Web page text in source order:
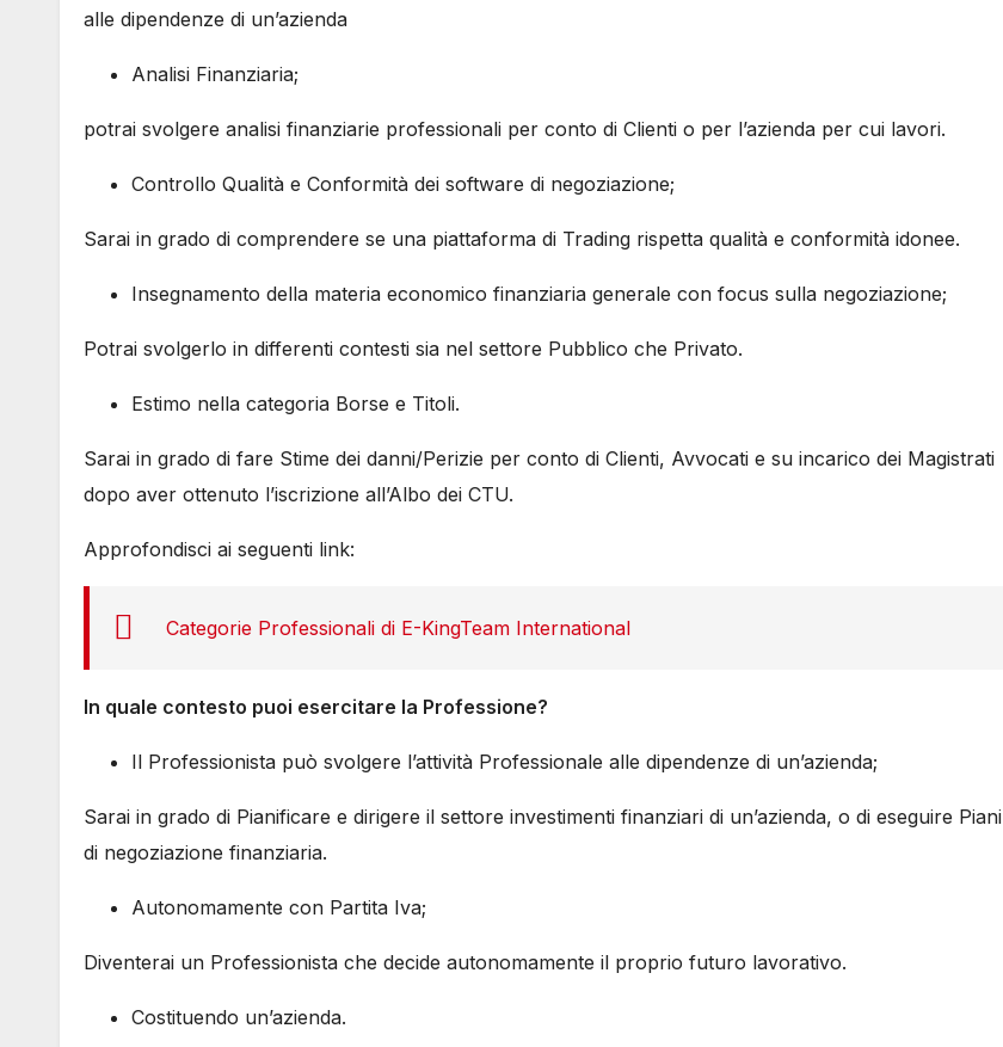
alle dipendenze di un’azienda
Analisi Finanziaria;
potrai svolgere analisi finanziarie professionali per conto di Clienti o per l’azienda per cui lavori.
Controllo Qualità e Conformità dei software di negoziazione;
Sarai in grado di comprendere se una piattaforma di Trading rispetta qualità e conformità idonee.
Insegnamento della materia economico finanziaria generale con focus sulla negoziazione;
Potrai svolgerlo in differenti contesti sia nel settore Pubblico che Privato.
Estimo nella categoria Borse e Titoli.
Sarai in grado di fare Stime dei danni/Perizie per conto di Clienti, Avvocati e su incarico dei Magistrati
dopo aver ottenuto l’iscrizione all’Albo dei CTU.
Approfondisci ai seguenti link:
Categorie Professionali di E-KingTeam International
In quale contesto puoi esercitare la Professione?
Il Professionista può svolgere l’attività Professionale alle dipendenze di un’azienda;
Sarai in grado di Pianificare e dirigere il settore investimenti finanziari di un’azienda, o di eseguire Piani
di negoziazione finanziaria.
Autonomamente con Partita Iva;
Diventerai un Professionista che decide autonomamente il proprio futuro lavorativo.
Costituendo un’azienda.